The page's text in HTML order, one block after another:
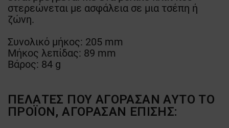
στερεώνεται με ασφάλεια σε μια τσέπη ή
ζώνη.
Συνολικό μήκος: 205 mm
Μήκος λεπίδας: 89 mm
Βάρος: 84 g
ΠΕΛΆΤΕΣ ΠΟΥ ΑΓΌΡΑΣΑΝ ΑΥΤΌ ΤΟ
ΠΡΟΪΌΝ, ΑΓΌΡΑΣΑΝ ΕΠΊΣΗΣ: